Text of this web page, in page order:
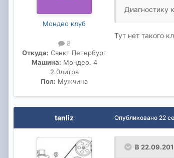
Мондео клуб
8
Откуда: Санкт Петербург
Машина: Мондео. 4
2.0литра
Пол: Мужчина
Диагностику
Тут нет такого
tanliz Опубликовано 22
В